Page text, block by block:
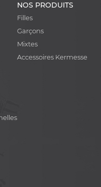
NOS PRODUITS
Filles
Garçons
Mixtes
Accessoires Kermesse